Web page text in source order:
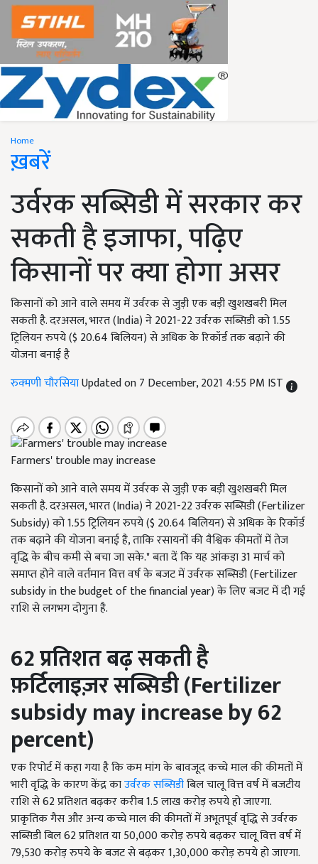
Home
ख़बरें
उर्वरक सब्सिडी में सरकार कर
सकती है इजाफा, पढ़िए
किसानों पर क्या होगा असर
किसानों को आने वाले समय में उर्वरक से जुड़ी एक बड़ी खुशखबरी मिल
सकती है. दरअसल, भारत (India) ने 2021-22 उर्वरक सब्सिडी को 1.55
ट्रिलियन रुपये ($ 20.64 बिलियन) से अधिक के रिकॉर्ड तक बढ़ाने की
योजना बनाई है
रुक्मणी चौरसियाUpdated on 7 December, 2021 4:55 PM IST
Farmers' trouble may increase
किसानों को आने वाले समय में उर्वरक से जुड़ी एक बड़ी खुशखबरी मिल
सकती है. दरअसल, भारत (India) ने 2021-22 उर्वरक सब्सिडी (Fertilizer
Subsidy) को 1.55 ट्रिलियन रुपये ($ 20.64 बिलियन) से अधिक के रिकॉर्ड
तक बढ़ाने की योजना बनाई है, ताकि रसायनों की वैश्विक कीमतों में तेज
वृद्धि के बीच कमी से बचा जा सके." बता दें कि यह आंकड़ा 31 मार्च को
समाप्त होने वाले वर्तमान वित्त वर्ष के बजट में उर्वरक सब्सिडी (Fertilizer
subsidy in the budget of the financial year) के लिए बजट में दी गई
राशि से लगभग दोगुना है.
62प्रतिशत बढ़ सकती है
फ़र्टिलाइज़र सब्सिडी (Fertilizer
subsidy may increase by 62
percent)
एक रिपोर्ट में कहा गया है कि कम मांग के बावजूद कच्चे माल की कीमतों में
भारी वृद्धि के कारण केंद्र काउर्वरक सब्सिडीबिल चालू वित्त वर्ष में बजटीय
राशि से 62 प्रतिशत बढ़कर करीब 1.5 लाख करोड़ रुपये हो जाएगा.
प्राकृतिक गैस और अन्य कच्चे माल की कीमतों में अभूतपूर्व वृद्धि से उर्वरक
सब्सिडी बिल 62 प्रतिशत या 50,000 करोड़ रुपये बढ़कर चालू वित्त वर्ष में
79,530 करोड़ रुपये के बजट से बढ़कर 1,30,000 करोड़ रुपये हो जाएगा.